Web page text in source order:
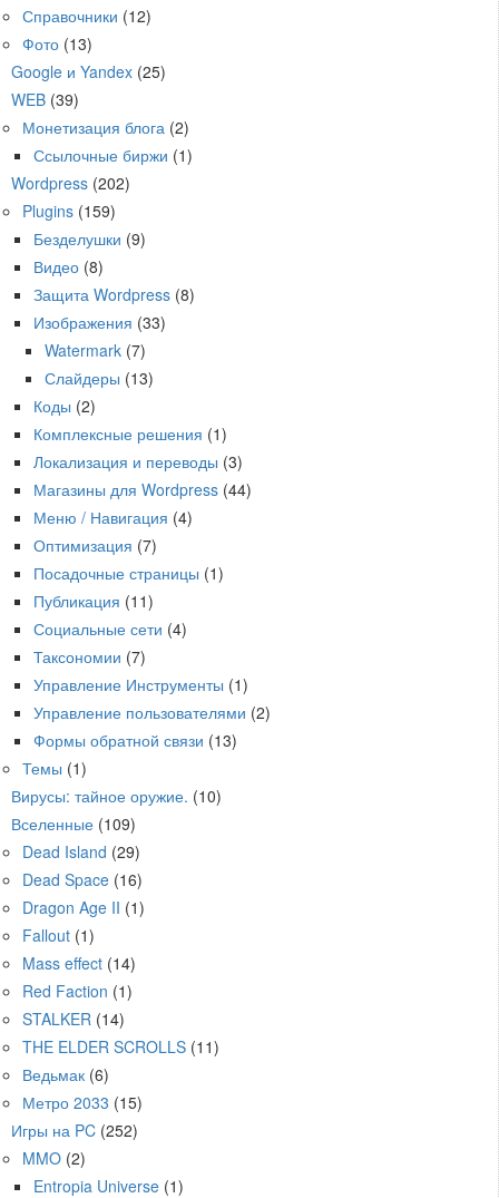
Справочники (12)
Фото (13)
Google и Yandex (25)
WEB (39)
Монетизация блога (2)
Ссылочные биржи (1)
Wordpress (202)
Plugins (159)
Безделушки (9)
Видео (8)
Защита Wordpress (8)
Изображения (33)
Watermark (7)
Слайдеры (13)
Коды (2)
Комплексные решения (1)
Локализация и переводы (3)
Магазины для Wordpress (44)
Меню / Навигация (4)
Оптимизация (7)
Посадочные страницы (1)
Публикация (11)
Социальные сети (4)
Таксономии (7)
Управление Инструменты (1)
Управление пользователями (2)
Формы обратной связи (13)
Темы (1)
Вирусы: тайное оружие. (10)
Вселенные (109)
Dead Island (29)
Dead Space (16)
Dragon Age II (1)
Fallout (1)
Mass effect (14)
Red Faction (1)
STALKER (14)
THE ELDER SCROLLS (11)
Ведьмак (6)
Метро 2033 (15)
Игры на PC (252)
MMO (2)
Entropia Universe (1)